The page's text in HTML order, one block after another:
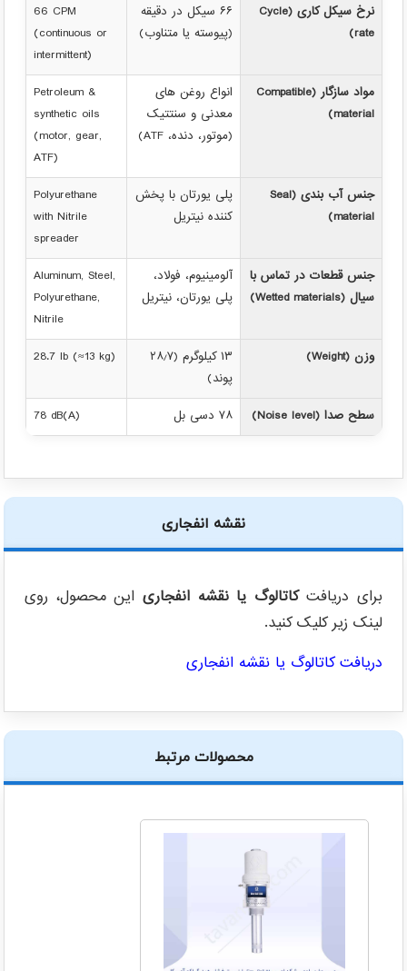
نرخ سیکل کاری (Cycle
rate)
۶۶ سیکل در دقیقه
(پیوسته یا متناوب)
66 CPM
(continuous or
intermittent)
مواد سازگار (Compatible
material)
انواع روغن های
معدنی و سنتتیک
(موتور، دنده، ATF)
Petroleum &
synthetic oils
(motor, gear,
ATF)
جنس آب بندی (Seal
material)
پلی یورتان با پخش
کننده نیتریل
Polyurethane
with Nitrile
spreader
جنس قطعات در تماس با
سیال (Wetted materials)
آلومینیوم، فولاد،
پلی یورتان، نیتریل
Aluminum, Steel,
Polyurethane,
Nitrile
وزن (Weight)
۱۳ کیلوگرم (۲۸٫۷
پوند)
28.7 lb (≈13 kg)
سطح صدا (Noise level) ۷۸ دسی بل 78 dB(A)
نقشه انفجاری
برای دریافتکاتالوگ یا نقشه انفجاری این محصول، روی
لینک زیر کلیک کنید.
دریافت کاتالوگ یا نقشه انفجاری
محصولات مرتبط